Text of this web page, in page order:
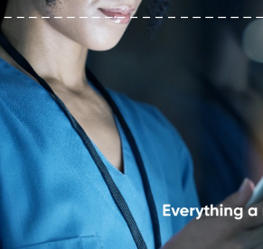
은 10가지 값진 교훈
인적인 이야기로서, 연구에 영감
서 느꼈던 소중한 삶의 교훈을 나
한 일곱 가지 비밀